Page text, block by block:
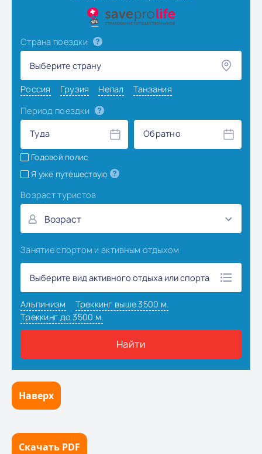
Наверх
Скачать PDF